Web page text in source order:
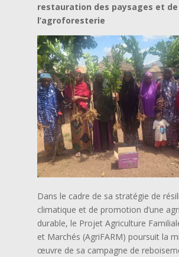
restauration des paysages et de
l’agroforesterie
Dans le cadre de sa stratégie de
climatique et de promotion d’une
durable, le Projet Agriculture
et Marchés (AgriFARM) poursuit la
œuvre de sa campagne de